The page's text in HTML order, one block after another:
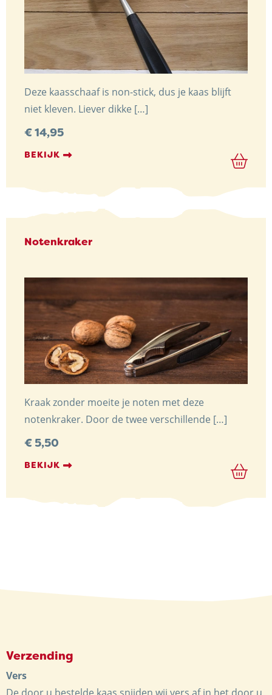
Trots op de Achterhoek! | © Kaasboerderij Weenink
2026 | Algemene voorwaarden|Verzending|
Privacybeleid
Deze kaasschaaf is non-stick, dus je kaas blijft
niet kleven. Liever dikke […]
€14,95
BEKIJK
Notenkraker
Kraak zonder moeite je noten met deze
notenkraker. Door de twee verschillende […]
€ 5,50
BEKIJK
Verzending
Vers